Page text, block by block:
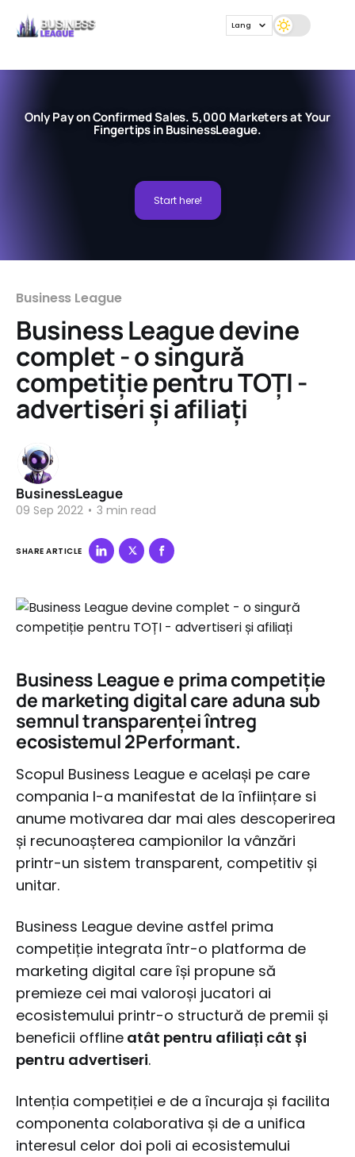
Lang
Only Pay on Confirmed Sales. 5,000 Marketers at Your
Fingertips in BusinessLeague.
Start here!
Business League
Business League devine
complet - o singură
competiție pentru TOȚI -
advertiseri și afiliați
BusinessLeague
09 Sep 2022 • 3 min read
SHARE ARTICLE
Business League e prima competiție
de marketing digital care aduna sub
semnul transparenței întreg
ecosistemul 2Performant.
Scopul Business League e același pe care
compania l-a manifestat de la înființare si
anume motivarea dar mai ales descoperirea
și recunoașterea campionilor la vânzări
printr-un sistem transparent, competitiv și
unitar.
Business League devine astfel prima
competiție integrata într-o platforma de
marketing digital care își propune să
premieze cei mai valoroși jucatori ai
ecosistemului printr-o structură de premii și
beneficii offline atât pentru afiliați cât și
pentru advertiseri.
Intenția competiției e de a încuraja și facilita
componenta colaborativa și de a unifica
interesul celor doi poli ai ecosistemului